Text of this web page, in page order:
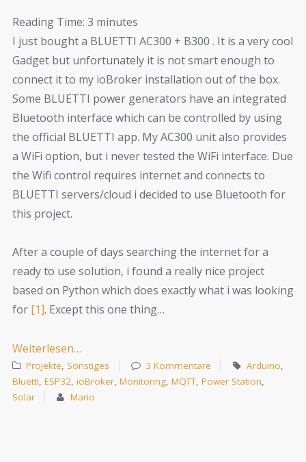
Reading Time: 3 minutes
I just bought a BLUETTI AC300 + B300 . It is a very cool
Gadget but unfortunately it is not smart enough to
connect it to my ioBroker installation out of the box.
Some BLUETTI power generators have an integrated
Bluetooth interface which can be controlled by using
the official BLUETTI app. My AC300 unit also provides
a WiFi option, but i never tested the WiFi interface. Due
the Wifi control requires internet and connects to
BLUETTI servers/cloud i decided to use Bluetooth for
this project.
After a couple of days searching the internet for a
ready to use solution, i found a really nice project
based on Python which does exactly what i was looking
for [1]. Except this one thing…
Weiterlesen…
Projekte, Sonstiges 3 Kommentare Arduino,
Bluetti, ESP32, ioBroker, Monitoring, MQTT, Power Station,
Solar
Mario